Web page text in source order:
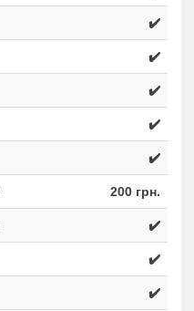
✔️
✔️
✔️
✔️
✔️
200 грн.
✔️
✔️
✔️